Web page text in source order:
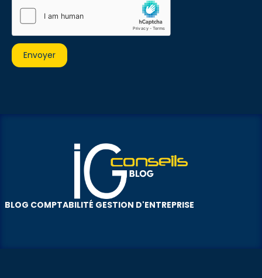
BLOG COMPTABILITÉ GESTION D'ENTREPRISE